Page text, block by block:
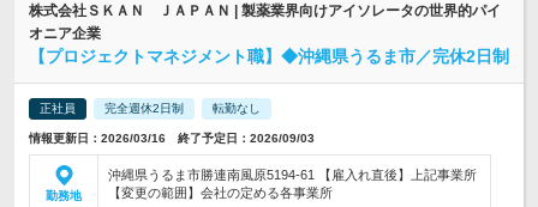
株式会社ＳＫＡＮ ＪＡＰＡＮ | 製薬業界向けアイソレータの世界的パイ
オニア企業
【プロジェクトマネジメント職】◆沖縄県うるま市／完休2日制
正社員 完全週休2日制 転勤なし
情報更新日：2026/03/16 終了予定日：2026/09/03
勤務地
沖縄県うるま市勝連南風原5194-61 【雇入れ直後】上記事業所
【変更の範囲】会社の定める各事業所